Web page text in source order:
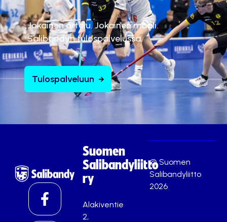
Jokainen ottelu. Jokainen maali.
Salibandyn tulospalvelussa.
Tulospalveluun
Suomen
Salibandyliitto
ry
Alakiventie
2,
© Suomen
Salibandyliitto
2026